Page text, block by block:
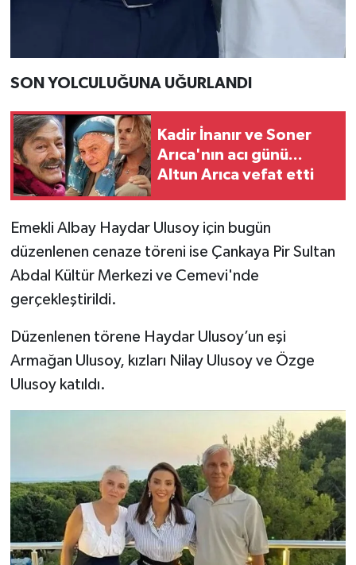
SON YOLCULUĞUNA UĞURLANDI
Kadir İnanır ve Soner
Arıca'nın acı günü...
Altun Arıca vefat etti
Emekli Albay Haydar Ulusoy için bugün
düzenlenen cenaze töreni ise Çankaya Pir Sultan
Abdal Kültür Merkezi ve Cemevi'nde
gerçekleştirildi.
Düzenlenen törene Haydar Ulusoy’un eşi
Armağan Ulusoy, kızları Nilay Ulusoy ve Özge
Ulusoy katıldı.